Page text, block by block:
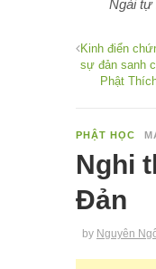
Ngài tự
Kinh điển
sự đản sanh
Phật
PHẬT HỌC
Nghi
Đản
by Nguyên